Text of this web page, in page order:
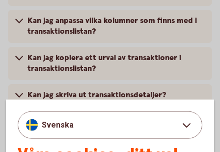
Kan jag anpassa vilka kolumner som finns med i
transaktionslistan?
Kan jag kopiera ett urval av transaktioner i
transaktionslistan?
Kan jag skriva ut transaktionsdetaljer?
Kan jag se vem som har fört över pengar?
Svenska